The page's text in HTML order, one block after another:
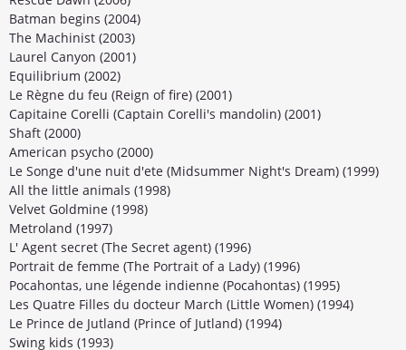
Batman begins (2004)
The Machinist (2003)
Laurel Canyon (2001)
Equilibrium (2002)
Le Règne du feu (Reign of fire) (2001)
Capitaine Corelli (Captain Corelli's mandolin) (2001)
Shaft (2000)
American psycho (2000)
Le Songe d'une nuit d'ete (Midsummer Night's Dream) (1999)
All the little animals (1998)
Velvet Goldmine (1998)
Metroland (1997)
L' Agent secret (The Secret agent) (1996)
Portrait de femme (The Portrait of a Lady) (1996)
Pocahontas, une légende indienne (Pocahontas) (1995)
Les Quatre Filles du docteur March (Little Women) (1994)
Le Prince de Jutland (Prince of Jutland) (1994)
Swing kids (1993)